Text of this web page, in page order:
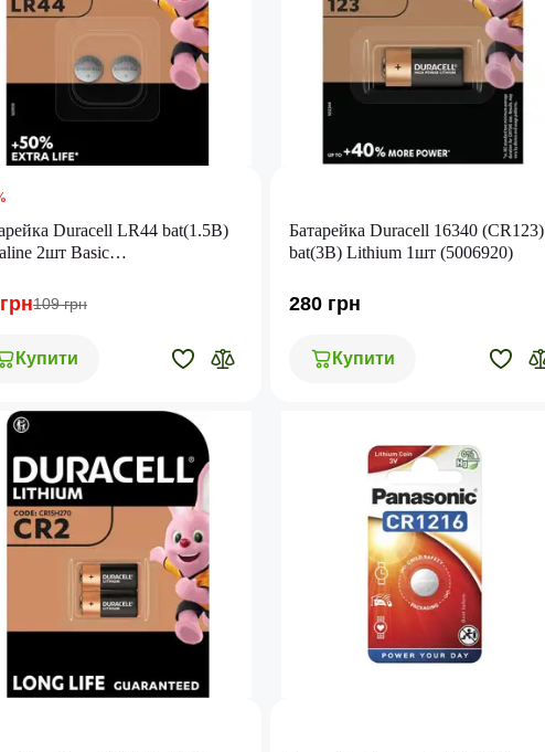
Duracell LR44 bat(1.5B)
2шт Basic
109 грн
Купити
Батарейка Duracell 16340 (CR123)
bat(3B) Lithium 1шт (5006920)
280 грн
Купити